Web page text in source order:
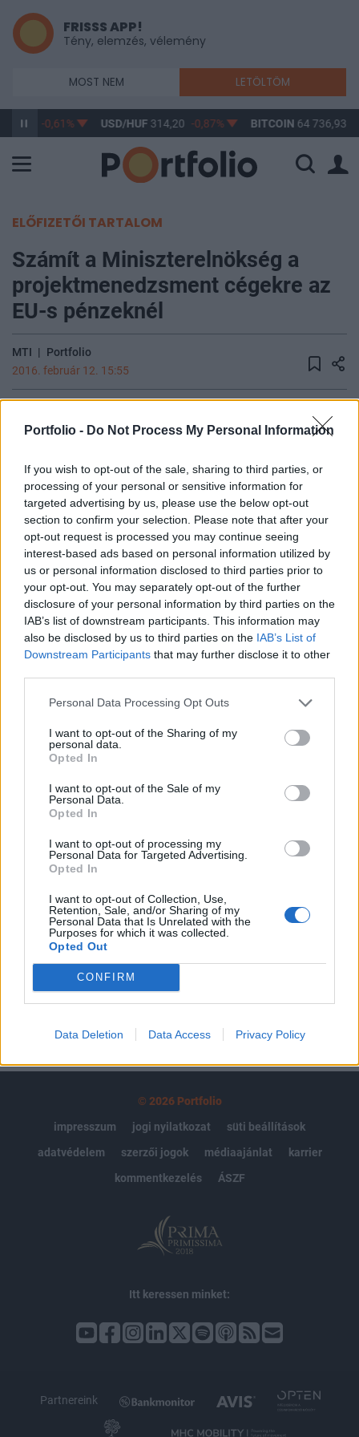
Portfolio - Do Not Process My Personal Information
If you wish to opt-out of the sale, sharing to third parties, or
processing of your personal or sensitive information for
targeted advertising by us, please use the below opt-out
section to confirm your selection. Please note that after your
opt-out request is processed you may continue seeing
interest-based ads based on personal information utilized by
us or personal information disclosed to third parties prior to
your opt-out. You may separately opt-out of the further
disclosure of your personal information by third parties on the
IAB’s list of downstream participants. This information may
also be disclosed by us to third parties on the IAB’s List of
Downstream Participants that may further disclose it to other
Personal Data Processing Opt Outs
I want to opt-out of the Sharing of my
personal data.
Opted In
I want to opt-out of the Sale of my
Personal Data.
Opted In
I want to opt-out of processing my
Personal Data for Targeted Advertising.
Opted In
I want to opt-out of Collection, Use,
Retention, Sale, and/or Sharing of my
Personal Data that Is Unrelated with the
Purposes for which it was collected.
Opted Out
CONFIRM
Data Deletion Data Access Privacy Policy
FRISSS APP!
Tény, elemzés, vélemény
MOST NEM LETÖLTÖM
-0,61% USD/HUF314,20 -0,87% BITCOIN64 736,93
ELŐFIZETŐI TARTALOM
Számít a Miniszterelnökség a
projektmenedzsment cégekre az
EU-s pénzeknél
MTI | Portfolio
2016. február 12. 15:55
forrásfelhasználás kulcsszereplői lehetnek - ezzel
Miniszterelnökség az MTI-n annak kapcsán, hogy
ma lezajlott egy szakmai egyeztetés a Kormány és
11 projektmenedzsment cég között.
Uniós Források 2016A felpörgetett uniós pályázati
meghirdetés, illetve a forráskifizetés, valamint az ehhez
kapcsolódó projektmenedzsment tevékenység központi
téma lesz a Portfolio által szervezett március 10-i Uniós
Források 2016 című konferenciánkon. További
részletek:Információ és jelentkezés A közlemény szerint "A
A keresett cikk a portfolio.hu hírarchívumához
tartozik, melynek olvasása előfizetéses
regisztrációhoz kötött.
Az előfizetés a következőket tartalmazza:
Portfolio.hu teljes cikkarchívum
Kötéslisták: BÉT elmúlt 2 év napon belüli
kötéslistái
Előfizetés
MÁR ELŐFIZETŐNK VAGY?
© 2026 Portfolio
impresszum
jogi nyilatkozat
süti beállítások
adatvédelem
szerzői jogok médiaajánlat
karrier
kommentkezelés
ÁSZF
Itt keressen minket:
Partnereink